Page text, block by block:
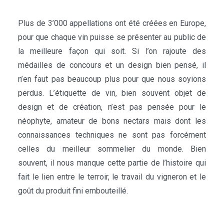
Plus de 3’000 appellations ont été créées en Europe,
pour que chaque vin puisse se présenter au public de
la meilleure façon qui soit. Si l’on rajoute des
médailles de concours et un design bien pensé, il
n’en faut pas beaucoup plus pour que nous soyions
perdus. L’étiquette de vin, bien souvent objet de
design et de création, n’est pas pensée pour le
néophyte, amateur de bons nectars mais dont les
connaissances techniques ne sont pas forcément
celles du meilleur sommelier du monde. Bien
souvent, il nous manque cette partie de l’histoire qui
fait le lien entre le terroir, le travail du vigneron et le
goût du produit fini embouteillé.